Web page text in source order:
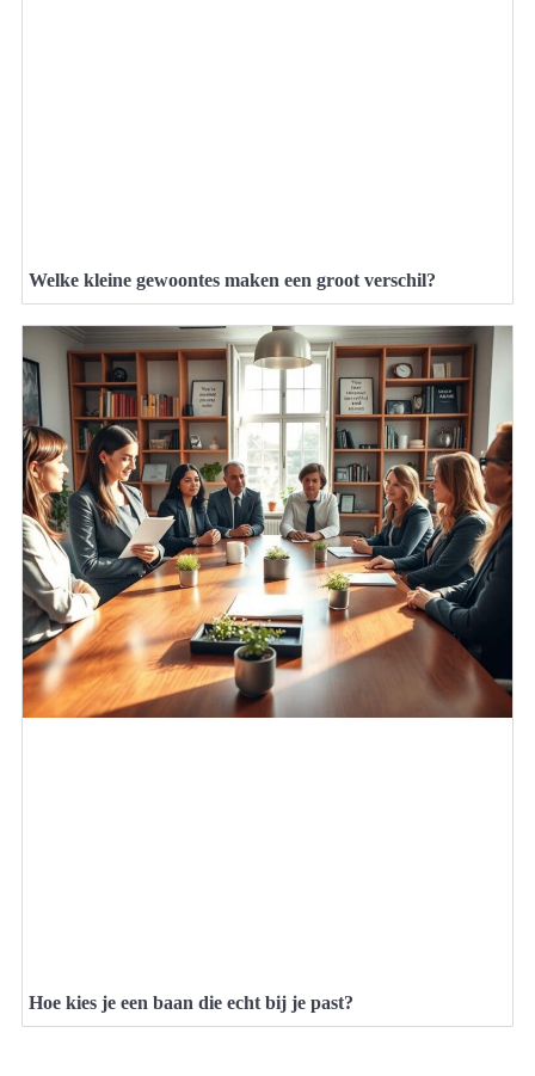
Welke kleine gewoontes maken een groot verschil?
Hoe kies je een baan die echt bij je past?